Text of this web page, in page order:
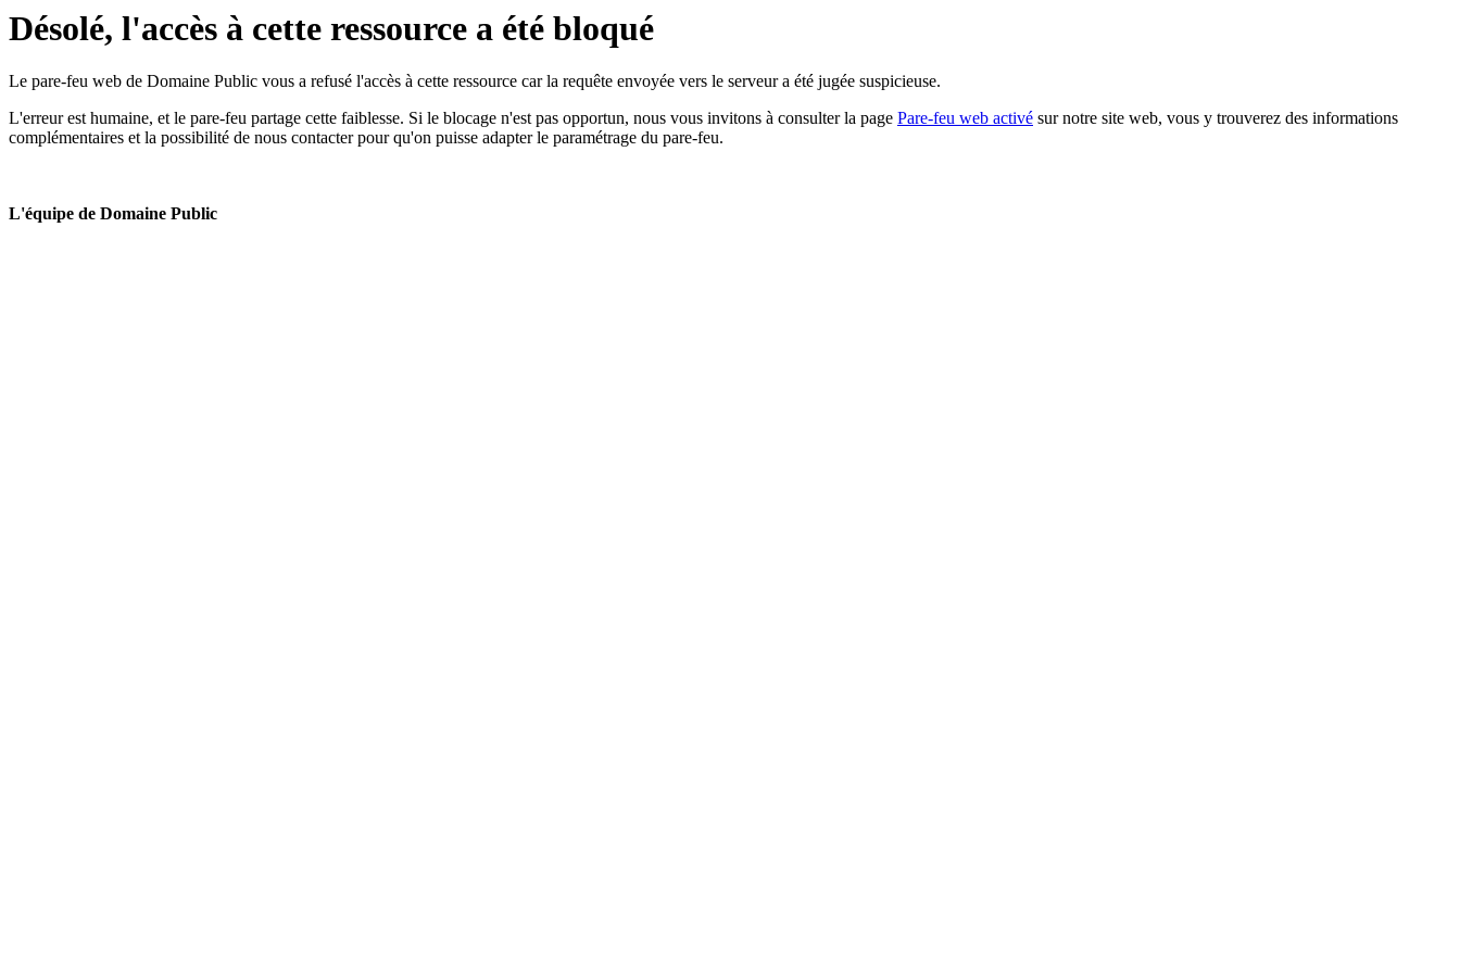
Désolé, l'accès à cette ressource a été bloqué
Le pare-feu web de Domaine Public vous a refusé l'accès à cette ressource car la requête envoyée vers le serveur a été jugée suspicieuse.
L'erreur est humaine, et le pare-feu partage cette faiblesse. Si le blocage n'est pas opportun, nous vous invitons à consulter la page Pare-feu web activé sur notre site web, vous y trouverez des informations
complémentaires et la possibilité de nous contacter pour qu'on puisse adapter le paramétrage du pare-feu.
L'équipe de Domaine Public